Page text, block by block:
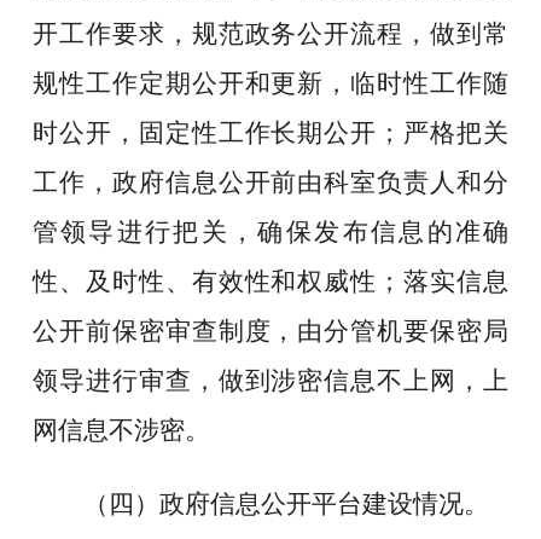
开工作要求 ，规范政务公开流程，做到常
规性工作定期公开和更新，临时性工作随
时公开，固定性工作长期公开 ；严格把关
工作， 政府信息公开前由科室负责人和分
管领导进行把关，确保发布信息的准确
性、及时性、有效性和权威性 ；落实信息
公开前保密审查制度，由分管机要保密局
领导进行审查，做到涉密信息不上网，上
网信息不涉密。
（四）政府信息公开平台建设情况。